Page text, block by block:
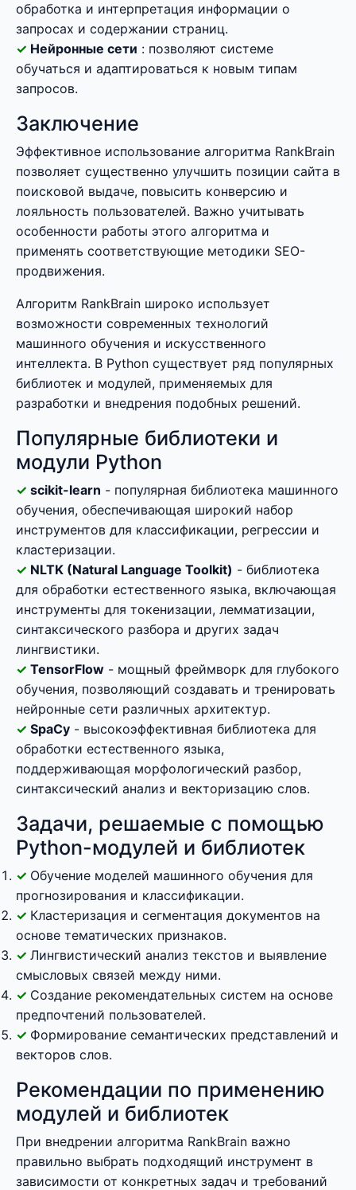
обработка и интерпретация информации о
запросах и содержании страниц.
Нейронные сети : позволяют системе
обучаться и адаптироваться к новым типам
запросов.
Заключение
Эффективное использование алгоритма RankBrain
позволяет существенно улучшить позиции сайта в
поисковой выдаче, повысить конверсию и
лояльность пользователей. Важно учитывать
особенности работы этого алгоритма и
применять соответствующие методики SEO-
продвижения.
Алгоритм RankBrain широко использует
возможности современных технологий
машинного обучения и искусственного
интеллекта. В Python существует ряд популярных
библиотек и модулей, применяемых для
разработки и внедрения подобных решений.
Популярные библиотеки и
модули Python
scikit-learn - популярная библиотека машинного
обучения, обеспечивающая широкий набор
инструментов для классификации, регрессии и
кластеризации.
NLTK (Natural Language Toolkit) - библиотека
для обработки естественного языка, включающая
инструменты для токенизации, лемматизации,
синтаксического разбора и других задач
лингвистики.
TensorFlow - мощный фреймворк для глубокого
обучения, позволяющий создавать и тренировать
нейронные сети различных архитектур.
SpaCy - высокоэффективная библиотека для
обработки естественного языка,
поддерживающая морфологический разбор,
синтаксический анализ и векторизацию слов.
Задачи, решаемые с помощью
Python-модулей и библиотек
Обучение моделей машинного обучения для
прогнозирования и классификации.
Кластеризация и сегментация документов на
основе тематических признаков.
Лингвистический анализ текстов и выявление
смысловых связей между ними.
Создание рекомендательных систем на основе
предпочтений пользователей.
Формирование семантических представлений и
векторов слов.
Рекомендации по применению
модулей и библиотек
При внедрении алгоритма RankBrain важно
правильно выбрать подходящий инструмент в
зависимости от конкретных задач и требований